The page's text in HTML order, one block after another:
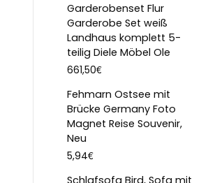
Garderobenset Flur
Garderobe Set weiß
Landhaus komplett 5-
teilig Diele Möbel Ole
661,50€
Fehmarn Ostsee mit
Brücke Germany Foto
Magnet Reise Souvenir,
Neu
5,94€
Schlafsofa Bird, Sofa mit